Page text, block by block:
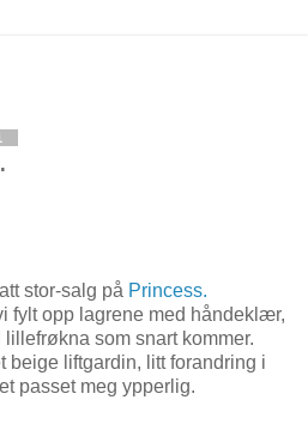
stor-salg på Princess.
fylt opp lagrene med håndeklær,
som snart kommer.
beige liftgardin, litt forandring i
passet meg ypperlig.